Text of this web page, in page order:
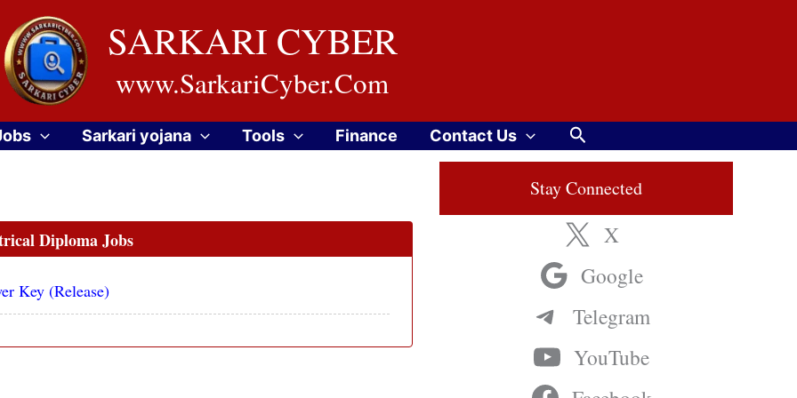
SARKARI CYBER
www.SarkariCyber.Com
Sarkari yojana Tools Finance Contact Us Search
Diploma Jobs
Key (Release)
Stay Connected
X
Google
Telegram
YouTube